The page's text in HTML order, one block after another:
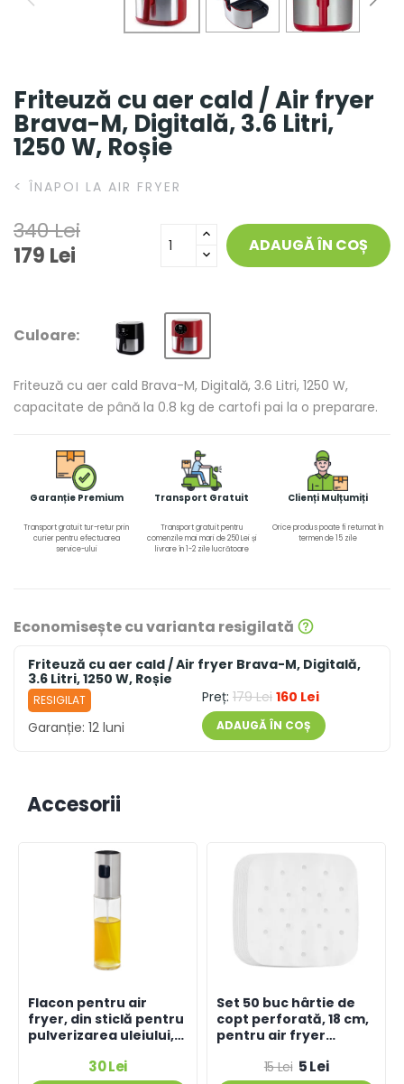
Friteuză cu aer cald / Air fryer
Brava-M, Digitală, 3.6 Litri,
1250 W, Roșie
< ÎNAPOI LA AIR FRYER
340 Lei
179 Lei
ADAUGĂ ÎN COȘ
Culoare:
Friteuză cu aer cald Brava-M, Digitală, 3.6 Litri, 1250 W,
capacitate de până la 0.8 kg de cartofi pai la o preparare.
Garanție Premium
Transport gratuit tur-retur prin
curier pentru efectuarea
service-ului
Transport Gratuit
Transport gratuit pentru
comenzile mai mari de 250 Lei și
livrare în 1-2 zile lucrătoare
Clienți Mulțumiți
Orice produs poate fi returnat în
termen de 15 zile
Economisește cu varianta resigilată
Friteuză cu aer cald / Air fryer Brava-M, Digitală,
3.6 Litri, 1250 W, Roșie
RESIGILAT
Garanție: 12 luni
Preț: 179 Lei 160 Lei
ADAUGĂ ÎN COȘ
Accesorii
Flacon pentru air
fryer, din sticlă pentru
pulverizarea uleiului,
30 Lei
Set 50 buc hârtie de
copt perforată, 18 cm,
pentru air fryer
15 Lei 5 Lei